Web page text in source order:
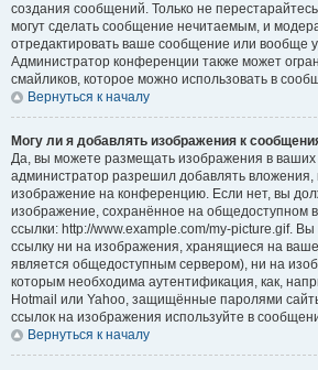
создания сообщений. Только не
могут сделать сообщение нечитаемым, и
отредактировать ваше сообщение или вообще
Администратор конференции также может
смайликов, которое можно использовать в
Вернуться к началу
Могу ли я добавлять изображения к
Да, вы можете размещать изображения в
администратор разрешил добавлять вложения,
изображение на конференцию. Если нет, вы
изображение, сохранённое на общедоступном
ссылки: http://www.example.com/my-picture.gif.
ссылку ни на изображения, хранящиеся на
является общедоступным сервером), ни на
которым необходима аутентификация, как,
Hotmail или Yahoo, защищённые паролями
ссылок на изображения используйте в
Вернуться к началу